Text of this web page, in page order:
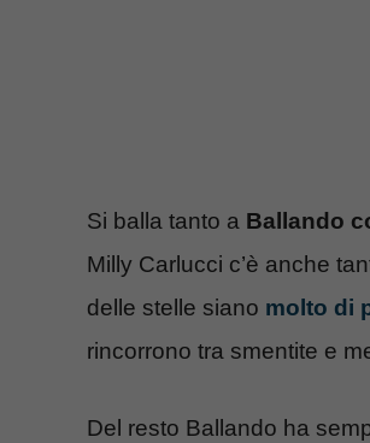
Si balla tanto a Ballando
Milly Carlucci c’è anche
delle stelle siano molto di
rincorrono tra smentite e
Del resto Ballando ha